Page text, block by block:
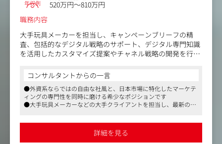
年収例
520万円～810万円
職務内容
大手玩具メーカーを担当し、キャンペーンブリーフの精
査、包括的なデジタル戦略のサポート、デジタル専門知識
を活用したカスタマイズ提案やチャネル戦略の開発を行っ
※媒体の買い付け（購買）は行わず、パフォーマンスの最
適化、自動化の採用、強固なテストアプローチの維持な
ど、運用と戦略プランニングに焦点を当てたポジションで
す。
・戦略と計画：シニアマネジメントの指導のもと、クライ
アント向けのデジタルキャンペーンを開発・実行。日本市
コンサルタントからの一言
●外資系ならではの自由な社風と、日本市場に特化したマーケテ
ィングの専門性を同時に磨ける希少なポジションです
●大手玩具メーカーなどの大手クライアントを担当し、最新のデ
●週2日のテレワークやフレックスタイム制を導入しており、ワ
ークライフバランスを重視した働き方が実現できます
詳細を見る